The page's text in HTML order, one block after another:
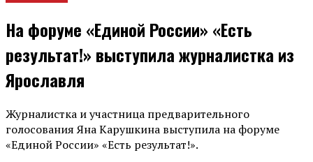
На форуме «Единой России» «Есть
результат!» выступила журналистка из
Ярославля
Журналистка и участница предварительного
голосования Яна Карушкина выступила на форуме
«Единой России» «Есть результат!».